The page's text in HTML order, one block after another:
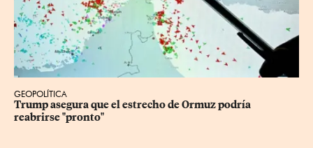
GEOPOLÍTICA
Trump asegura que el estrecho de Ormuz podría
reabrirse "pronto"